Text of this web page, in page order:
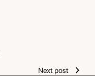
Next post